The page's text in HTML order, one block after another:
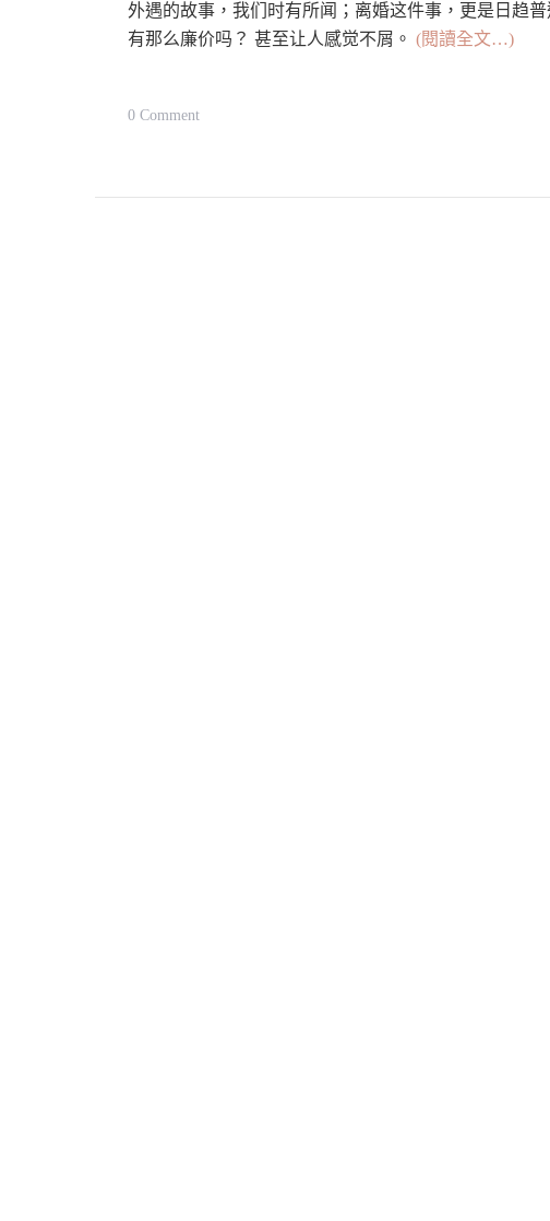
外遇的故事，我们时有所闻；离婚这件事，更是日趋
有那么廉价吗？ 甚至让人感觉不屑。 (閱讀全文…)
0 CommentOn